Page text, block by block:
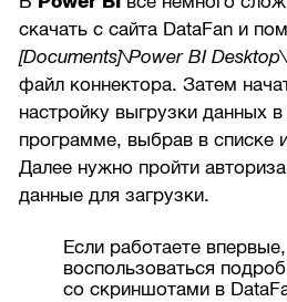
скачать с сайта DataFan и
[Documents]\Power BI
файл коннектора. Затем
настройку выгрузки данных
программе, выбрав в списке
Далее нужно пройти
данные для загрузки.
Если работаете
воспользоваться
со скриншотами в